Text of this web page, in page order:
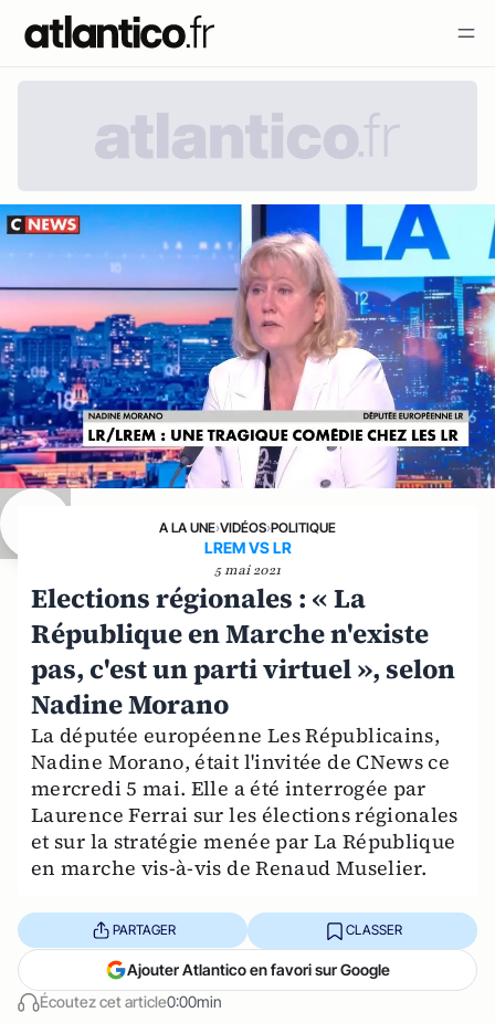
A LA UNE›VIDÉOS›POLITIQUE
LREM VS LR
5 mai 2021
Elections régionales : « La
République en Marche n'existe
pas, c'est un parti virtuel », selon
Nadine Morano
La députée européenne Les Républicains,
Nadine Morano, était l'invitée de CNews ce
mercredi 5 mai. Elle a été interrogée par
Laurence Ferrai sur les élections régionales
et sur la stratégie menée par La République
en marche vis-à-vis de Renaud Muselier.
Écoutez cet article0:00min
PARTAGER CLASSER
Ajouter Atlantico en favori sur Google